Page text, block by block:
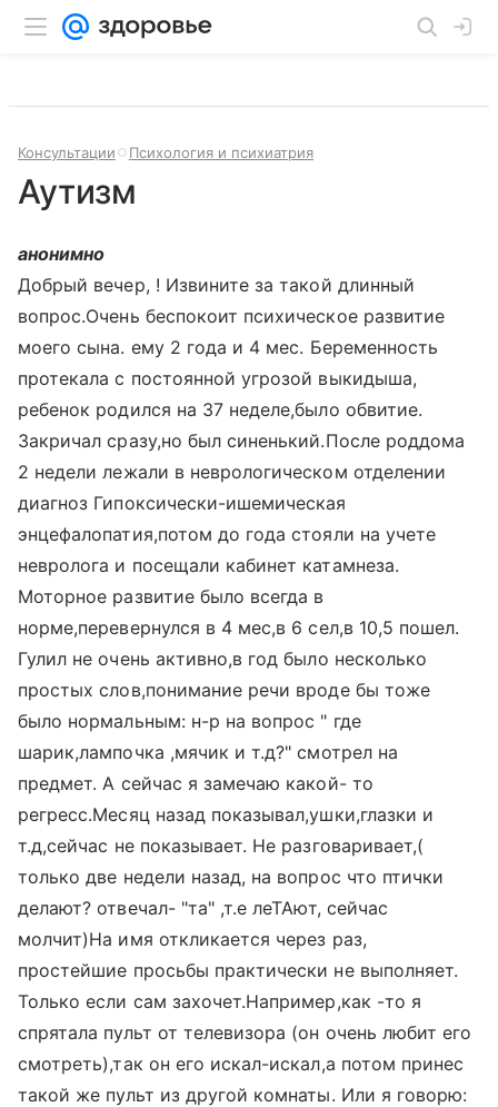
Консультации Психология и психиатрия
Аутизм
анонимно
Добрый вечер, ! Извините за такой длинный
вопрос.Очень беспокоит психическое развитие
моего сына. ему 2 года и 4 мес. Беременность
протекала с постоянной угрозой выкидыша,
ребенок родился на 37 неделе,было обвитие.
Закричал сразу,но был синенький.После роддома
2 недели лежали в неврологическом отделении
диагноз Гипоксически-ишемическая
энцефалопатия,потом до года стояли на учете
невролога и посещали кабинет катамнеза.
Моторное развитие было всегда в
норме,перевернулся в 4 мес,в 6 сел,в 10,5 пошел.
Гулил не очень активно,в год было несколько
простых слов,понимание речи вроде бы тоже
было нормальным: н-р на вопрос " где
шарик,лампочка ,мячик и т.д?" смотрел на
предмет. А сейчас я замечаю какой- то
регресс.Месяц назад показывал,ушки,глазки и
т.д,сейчас не показывает. Не разговаривает,(
только две недели назад, на вопрос что птички
делают? отвечал- "та" ,т.е леТАют, сейчас
молчит)На имя откликается через раз,
простейшие просьбы практически не выполняет.
Только если сам захочет.Например,как -то я
спрятала пульт от телевизора (он очень любит его
смотреть),так он его искал-искал,а потом принес
такой же пульт из другой комнаты. Или я говорю: